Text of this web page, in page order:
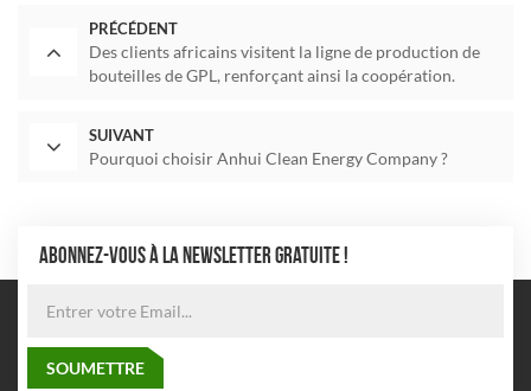
PRÉCÉDENT
Des clients africains visitent la ligne de production de
bouteilles de GPL, renforçant ainsi la coopération.
SUIVANT
Pourquoi choisir Anhui Clean Energy Company ?
ABONNEZ-VOUS À LA NEWSLETTER GRATUITE !